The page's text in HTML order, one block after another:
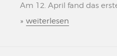
Am 12. April fand das
» weiterlesen